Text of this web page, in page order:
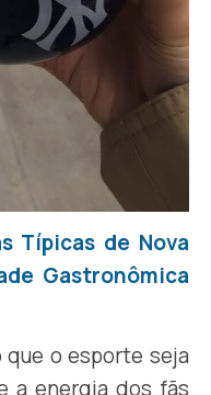
Típicas de Nova
Gastronômica
que o esporte seja
a energia dos fãs